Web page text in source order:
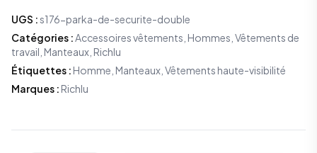
UGS :s176-parka-de-securite-double
Catégories :Accessoires vêtements Hommes Vêtements de
travail Manteaux Richlu
Étiquettes : Homme, Manteaux, Vêtements haute-visibilité
Marques : Richlu